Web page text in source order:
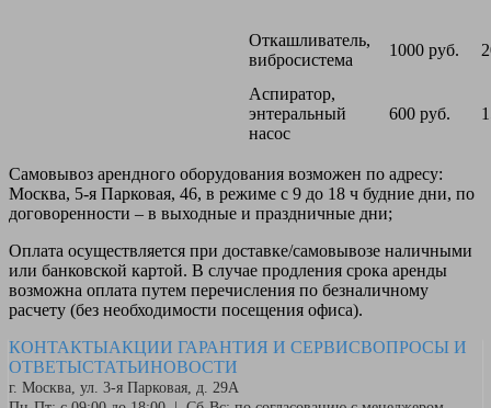
Откашливатель,
вибросистема
1000 руб.
Аспиратор,
энтеральный
насос
600 руб.
Самовывоз арендного оборудования возможен по адресу:
Москва, 5-я Парковая, 46, в режиме с 9 до 18 ч будние дни, по
договоренности – в выходные и праздничные дни;
Оплата осуществляется при доставке/самовывозе наличными
или банковской картой. В случае продления срока аренды
возможна оплата путем перечисления по безналичному
расчету (без необходимости посещения офиса).
КОНТАКТЫАКЦИИ ГАРАНТИЯ И СЕРВИСВОПРОСЫ И
ОТВЕТЫСТАТЬИНОВОСТИ
г. Москва, ул. 3-я Парковая, д. 29А